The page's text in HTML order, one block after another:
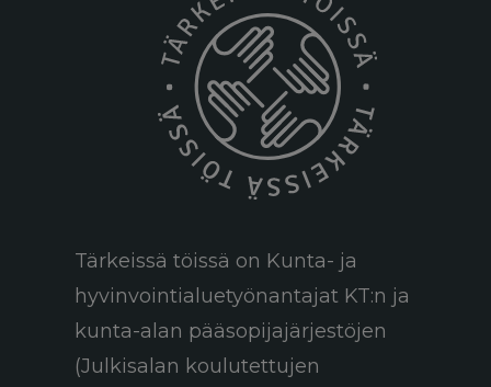
Tärkeissä töissä on Kunta- ja
hyvinvointialuetyönantajat KT:n ja
kunta-alan pääsopijajärjestöjen
(Julkisalan koulutettujen